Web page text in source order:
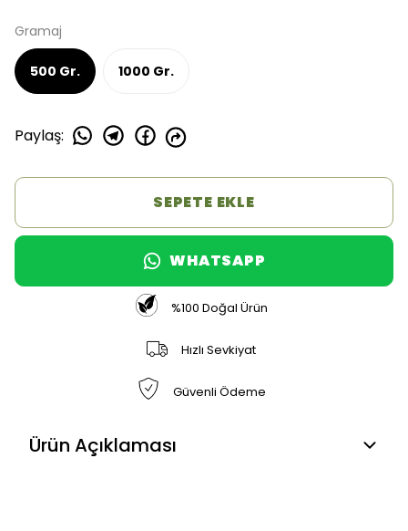
Gramaj
500 Gr. 1000 Gr.
Paylaş:
SEPETE EKLE
WHATSAPP
%100 Doğal Ürün
Hızlı Sevkiyat
Güvenli Ödeme
Ürün Açıklaması